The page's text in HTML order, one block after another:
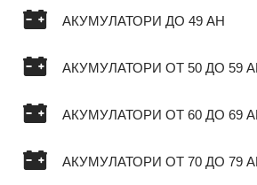
АКУМУЛАТОРИ ДО 49 AH
АКУМУЛАТОРИ ОТ 50 ДО 59
АКУМУЛАТОРИ ОТ 60 ДО 69
АКУМУЛАТОРИ ОТ 70 ДО 79